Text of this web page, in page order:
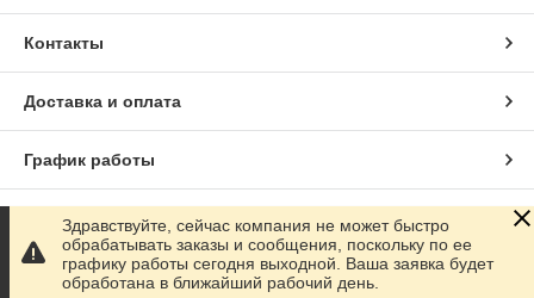
Контакты
Доставка и оплата
График работы
Полная версия сайта
Сайт создан на маркетплейсеSatu.kz
Здравствуйте, сейчас компания не может быстро
обрабатывать заказы и сообщения, поскольку по ее
графику работы сегодня выходной. Ваша заявка будет
обработана в ближайший рабочий день.